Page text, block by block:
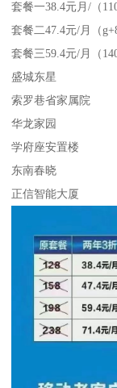
套餐一38.4元月/（
套餐二47.4元/月（
套餐三59.4元/月（
盛城东星
索罗巷省家属院
华龙家园
学府座安置楼
东南春晓
正信智能大厦